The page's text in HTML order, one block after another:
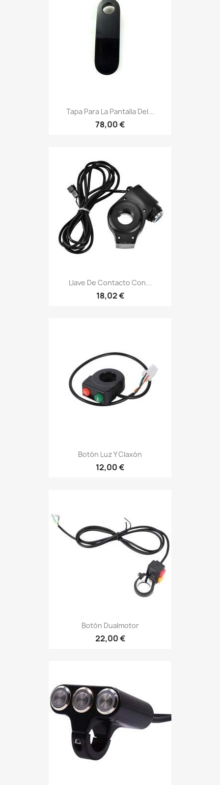
Tapa Para La Pantalla Del...
78,00 €
Llave De Contacto Con...
18,02 €
Botón Luz Y Claxón
12,00 €
Botón Dualmotor
22,00 €